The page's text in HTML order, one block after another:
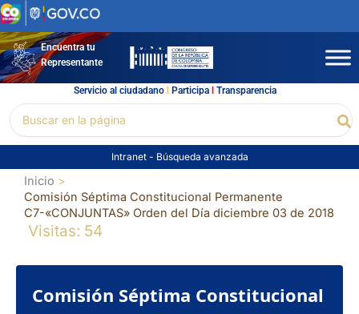
Ir
al
contenidoEncuentra tu
Representante
Servicio al ciudadano l Participal Transparencia
por:
Intranet - Búsqueda avanzada
Inicio
Comisión Séptima Constitucional Permanente
C7-«CONJUNTAS» Orden del Día diciembre 03 de 2018
Visitas: 54
Comisión Séptima Constitucional